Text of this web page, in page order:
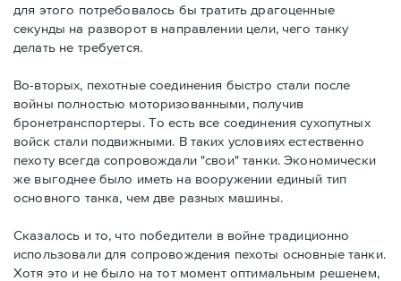
для этого потребовалось бы тратить драгоценные
секунды на разворот в направлении цели, чего танку
делать не требуется.
Во-вторых, пехотные соединения быстро стали после
войны полностью моторизованными, получив
бронетранспортеры. То есть все соединения сухопутных
войск стали подвижными. В таких условиях естественно
пехоту всегда сопровождали "свои" танки. Экономически
же выгоднее было иметь на вооружении единый тип
основного танка, чем две разных машины.
Сказалось и то, что победители в войне традиционно
использовали для сопровождения пехоты основные танки.
Хотя это и не было на тот момент оптимальным решенем,